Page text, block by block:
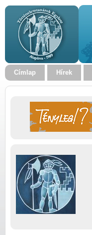
Címlap Hírek